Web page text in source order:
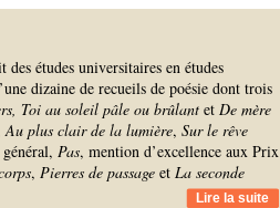
études universitaires en études
dizaine de recueils de poésie dont trois
Toi au soleil pâle ou brûlant et De mère
Au plus clair de la lumière, Sur le rêve
Pas, mention d’excellence aux Prix
, Pierres de passage et La seconde
Lire la suite